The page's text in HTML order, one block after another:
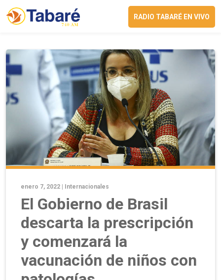
RADIO TABARÉ EN VIVO
enero 7, 2022 | Internacionales
El Gobierno de Brasil
descarta la prescripción
y comenzará la
vacunación de niños con